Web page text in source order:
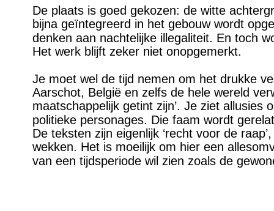
De plaats is goed gekozen: de witte
bijna geïntegreerd in het gebouw wordt
denken aan nachtelijke illegaliteit. En toch
Het werk blijft zeker niet onopgemerkt.
Je moet wel de tijd nemen om het drukke
Aarschot, België en zelfs de hele wereld
maatschappelijk getint zijn’. Je ziet
politieke personages. Die faam wordt
De teksten zijn eigenlijk ‘recht voor de
wekken. Het is moeilijk om hier een
van een tijdsperiode wil zien zoals de